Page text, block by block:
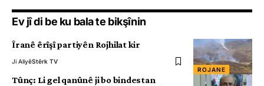
Ev jî di be ku bala te bikşînin
ROJANE
Îranê êrîşî partiyên Rojhilat kir
Ji AliyêStêrk TV
Tûnç: Li gel qanûnê ji bo bindestan